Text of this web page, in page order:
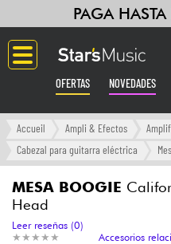
PAGA
OFERTAS NOVEDADES
Langue
Accueil Ampli & Efectos
Cabezal para guitarra eléctrica
MESA BOOGIE
Head
★ ★ ★ ★ ★
★ ★ ★ ★ ★
Leer reseñas (0)
Accesorios